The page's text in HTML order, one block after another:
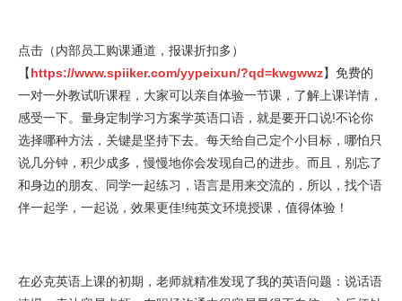
点击（内部员工购课通道，报课折扣多）
【https://www.spiiker.com/yypeixun/?qd=kwgwwz】免费的
一对一外教试听课程，大家可以亲自体验一节课，了解上课详情，
感受一下。量身定制学习方案学英语口语，就是要开口说!不论你
选择哪种方法，关键是坚持下去。每天给自己定个小目标，哪怕只
说几分钟，积少成多，慢慢地你会发现自己的进步。而且，别忘了
和身边的朋友、同学一起练习，语言是用来交流的，所以，找个语
伴一起学，一起说，效果更佳!纯英文环境授课，值得体验！
在必克英语上课的初期，老师就精准发现了我的英语问题：说话语